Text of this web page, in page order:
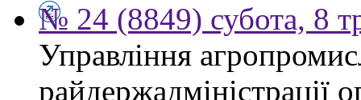
№ 24 (8849) субота, 8
Управління
райдержадміністрації